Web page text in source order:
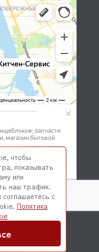
магазин запчастей
кухни
чтобы
показывать
или
наш трафик.
с
Политика